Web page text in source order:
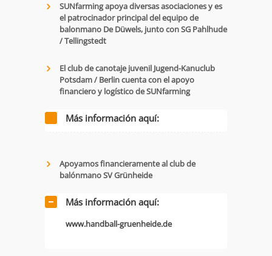
SUNfarming apoya diversas asociaciones y es
el patrocinador principal del equipo de
balonmano De Düwels, junto con SG Pahlhude
/ Tellingstedt
El club de canotaje juvenil Jugend-Kanuclub
Potsdam / Berlin cuenta con el apoyo
financiero y logístico de SUNfarming
Más información aquí:
Apoyamos financieramente al club de
balónmano SV Grünheide
Más información aquí:
www.handball-gruenheide.de